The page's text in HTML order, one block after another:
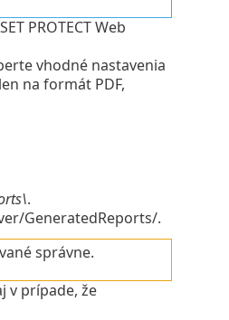
PROTECT Web
vhodné nastavenia
na formát PDF,
.
GeneratedReports/.
správne.
v prípade, že